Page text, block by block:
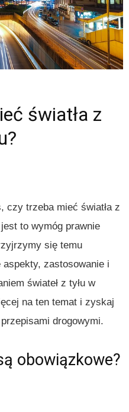
światła z
czy trzeba mieć światła z
to wymóg prawnie
się temu
zastosowanie i
świateł z tyłu w
na ten temat i zyskaj
drogowymi.
obowiązkowe?